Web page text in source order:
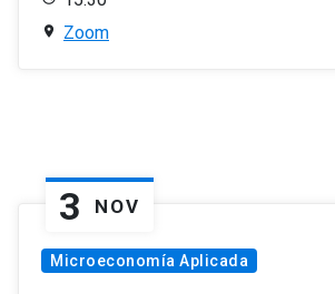
Zoom
3 NOV
Microeconomía Aplicada